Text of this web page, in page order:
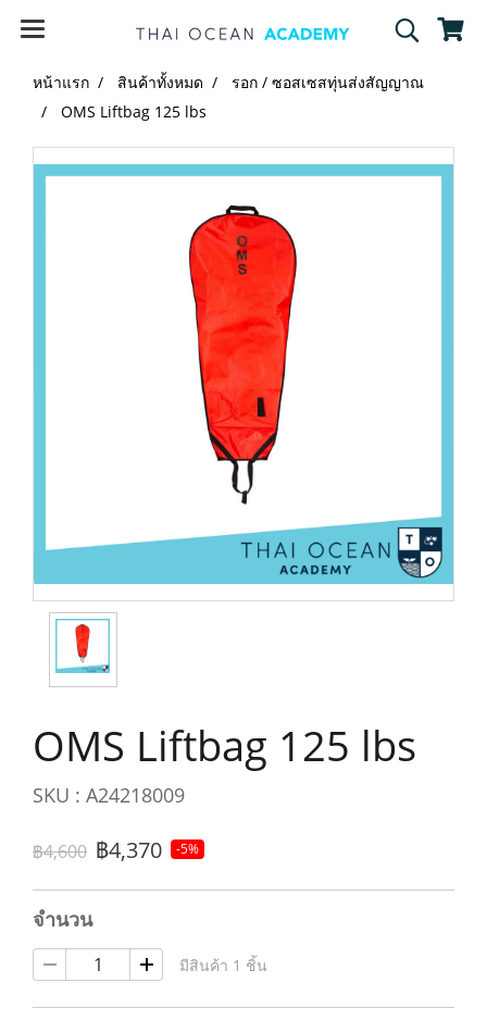
หน้าแรก สินค้าทั้งหมด
รอก / ซอสเซสทุ่นส่งสัญญาณ
OMS Liftbag 125 lbs
OMS Liftbag 125 lbs
SKU : A24218009
฿4,600 ฿4,370 -5%
จำนวน
มีสินค้า 1 ชิ้น